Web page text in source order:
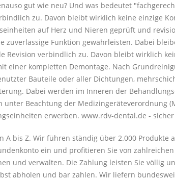
gut wie neu? Und was bedeutet
zu. Davon bleibt wirklich keine einzige
auf Herz und Nieren geprüft und
Funktion gewährleisten. Dabei
verbindlich zu. Davon bleibt wirklich
einer kompletten Demontage. Nach
Bauteile oder aller Dichtungen,
Dabei werden im Inneren der
Beachtung der Medizingeräteverordnung
erwerben. www.rdv-dental.de -
bis Z. Wir führen ständig über 2.000 Produkte
ein und profitieren Sie von
und verwalten. Die Zahlung leisten Sie völlig
abholen und bar zahlen. Wir liefern